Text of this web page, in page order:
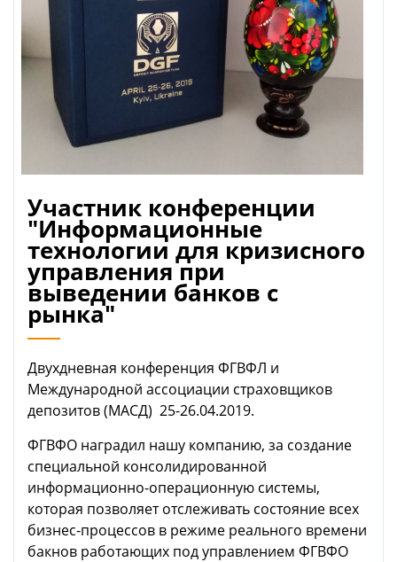
Участник конференции
"Информационные
технологии для кризисного
управления при
выведении банков с
рынка"
Двухдневная конференция ФГВФЛ и
Международной ассоциации страховщиков
депозитов (МАСД) 25-26.04.2019.
ФГВФО наградил нашу компанию, за создание
специальной консолидированной
информационно-операционную системы,
которая позволяет отслеживать состояние всех
бизнес-процессов в режиме реального времени
бакнов работающих под управлением ФГВФО